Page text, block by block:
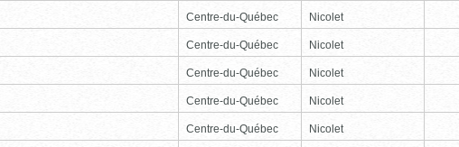
Centre-du-Québec Nicolet
Centre-du-Québec Nicolet
Centre-du-Québec Nicolet
Centre-du-Québec Nicolet
Centre-du-Québec Nicolet